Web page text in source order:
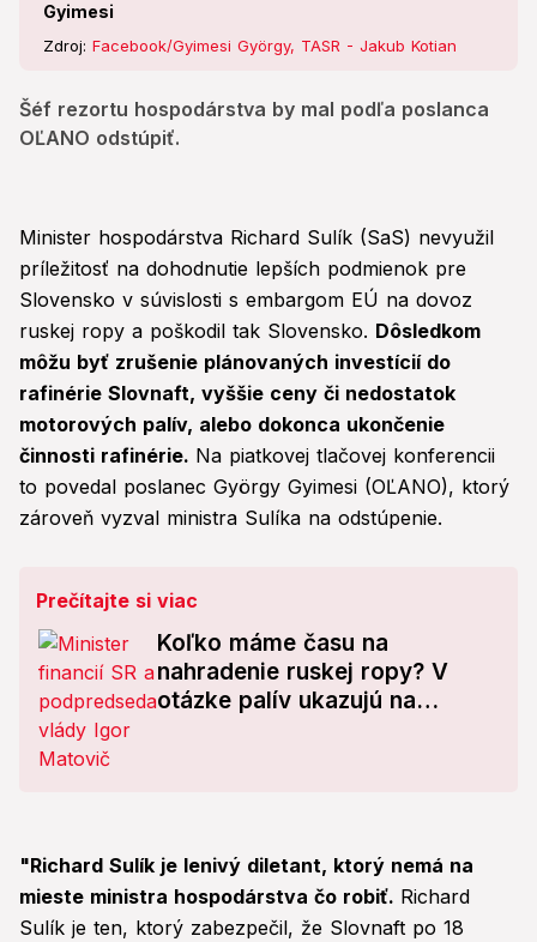
Gyimesi
Zdroj: Facebook/Gyimesi György, TASR - Jakub Kotian
Šéf rezortu hospodárstva by mal podľa poslanca
OĽANO odstúpiť.
Minister hospodárstva Richard Sulík (SaS) nevyužil
príležitosť na dohodnutie lepších podmienok pre
Slovensko v súvislosti s embargom EÚ na dovoz
ruskej ropy a poškodil tak Slovensko. Dôsledkom
môžu byť zrušenie plánovaných investícií do
rafinérie Slovnaft, vyššie ceny či nedostatok
motorových palív, alebo dokonca ukončenie
činnosti rafinérie. Na piatkovej tlačovej konferencii
to povedal poslanec György Gyimesi (OĽANO), ktorý
zároveň vyzval ministra Sulíka na odstúpenie.
Prečítajte si viac
Koľko máme času na
nahradenie ruskej ropy? V
otázke palív ukazujú na
"Richard Sulík je lenivý diletant, ktorý nemá na
mieste ministra hospodárstva čo robiť. Richard
Sulík je ten, ktorý zabezpečil, že Slovnaft po 18